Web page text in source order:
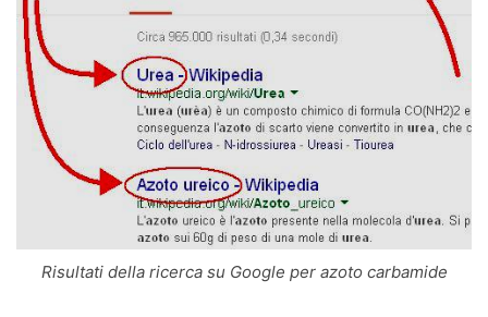
Risultati della ricerca su Google per azoto carbamide